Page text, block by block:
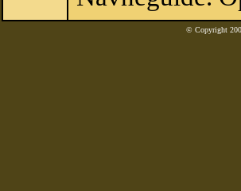
© Copyright